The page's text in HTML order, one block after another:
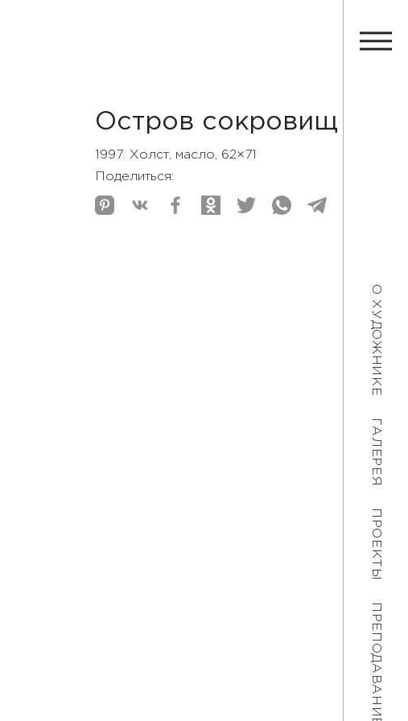
О ХУДОЖНИКЕ
ГАЛЕРЕЯ
ПРОЕКТЫ
ПРЕПОДАВАНИЕ
Остров сокровищ
1997. Холст, масло, 62×71
Поделиться: